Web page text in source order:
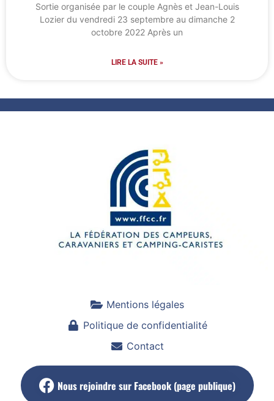
Sortie organisée par le couple Agnès et Jean-Louis
Lozier du vendredi 23 septembre au dimanche 2
octobre 2022 Après un
LIRE LA SUITE »
Mentions légales
Politique de confidentialité
Contact
Nous rejoindre sur Facebook (page publique)